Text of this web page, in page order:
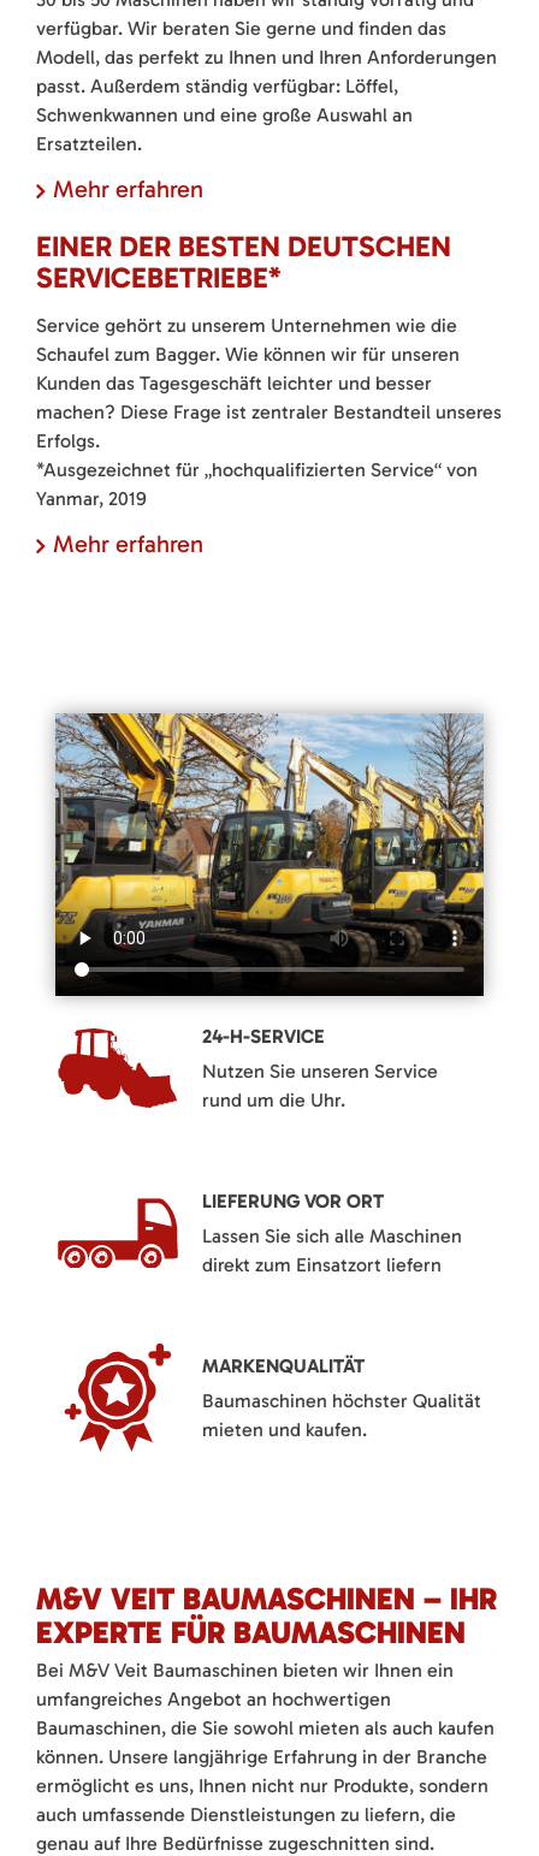
verfügbar. Wir beraten Sie gerne und finden das
Modell, das perfekt zu Ihnen und Ihren Anforderungen
passt. Außerdem ständig verfügbar: Löffel,
Schwenkwannen und eine große Auswahl an
Ersatzteilen.
Mehr erfahren
EINER DER BESTEN DEUTSCHEN
SERVICEBETRIEBE*
Service gehört zu unserem Unternehmen wie die
Schaufel zum Bagger. Wie können wir für unseren
Kunden das Tagesgeschäft leichter und besser
machen? Diese Frage ist zentraler Bestandteil unseres
Erfolgs.
*Ausgezeichnet für „hochqualifizierten Service“ von
Yanmar, 2019
Mehr erfahren
24-H-SERVICE
Nutzen Sie unseren Service
rund um die Uhr.
LIEFERUNG VOR ORT
Lassen Sie sich alle Maschinen
direkt zum Einsatzort liefern
MARKENQUALITÄT
Baumaschinen höchster Qualität
mieten und kaufen.
M&V VEIT BAUMASCHINEN – IHR
EXPERTE FÜR BAUMASCHINEN
Bei M&V Veit Baumaschinen bieten wir Ihnen ein
umfangreiches Angebot an hochwertigen
Baumaschinen, die Sie sowohl mieten als auch kaufen
können. Unsere langjährige Erfahrung in der Branche
ermöglicht es uns, Ihnen nicht nur Produkte, sondern
auch umfassende Dienstleistungen zu liefern, die
genau auf Ihre Bedürfnisse zugeschnitten sind.